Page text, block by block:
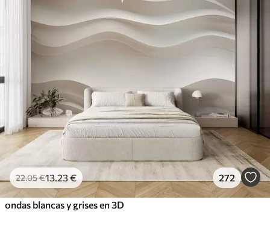
22.05€13 .23€ 272
ondas blancas y grises en 3D